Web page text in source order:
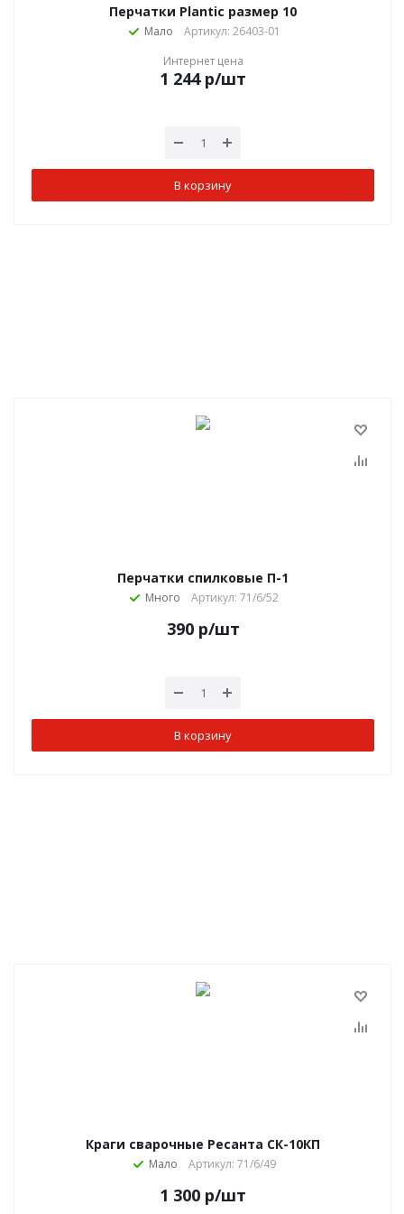
Перчатки Plantic размер 10
Мало
Артикул: 26403-01
Интернет цена
1 244р/шт
В корзину
Перчатки спилковые П-1
Много Артикул: 71/6/52
390р/шт
В корзину
Краги сварочные Ресанта СК-10КП
Мало Артикул: 71/6/49
1 300 р/шт